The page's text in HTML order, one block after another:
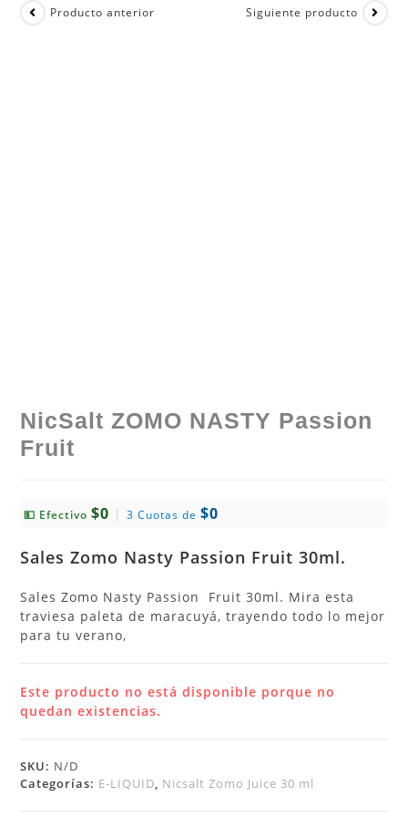
Producto anterior Siguiente producto
NicSalt ZOMO NASTY Passion
Fruit
💵 Efectivo$0 | 3 Cuotas de$0
Sales Zomo Nasty Passion Fruit 30ml.
Sales Zomo Nasty Passion Fruit 30ml. Mira esta
traviesa paleta de maracuyá, trayendo todo lo mejor
para tu verano,
Este producto no está disponible porque no
quedan existencias.
SKU: N/D
Categorías: E-LIQUID, Nicsalt Zomo Juice 30 ml